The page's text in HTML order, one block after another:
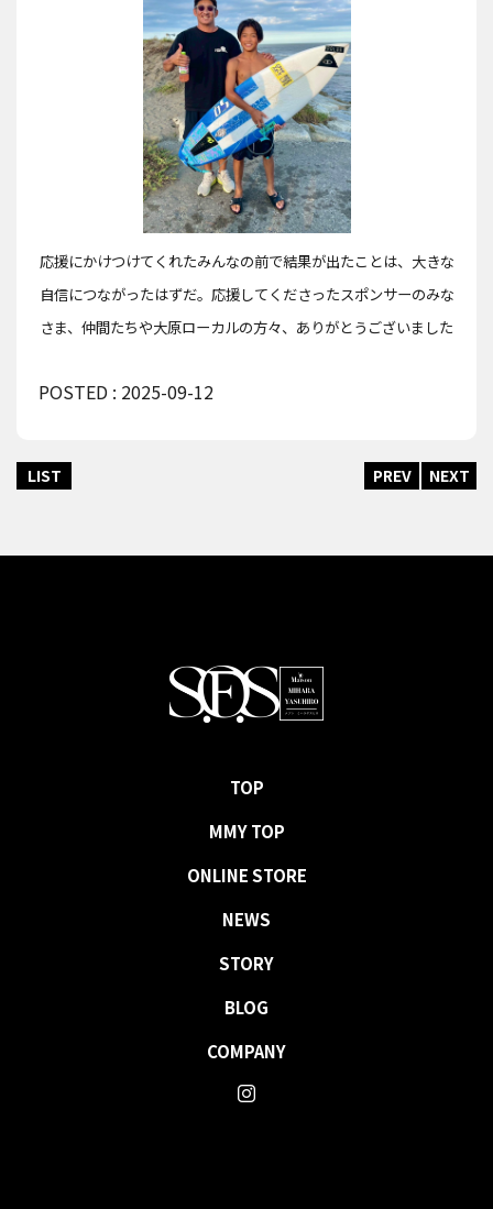
応援にかけつけてくれたみんなの前で結果が出たことは、大きな
自信につながったはずだ。応援してくださったスポンサーのみな
さま、仲間たちや大原ローカルの方々、ありがとうございました
POSTED : 2025-09-12
LIST PREV NEXT
TOP
MMY TOP
ONLINE STORE
NEWS
STORY
BLOG
COMPANY